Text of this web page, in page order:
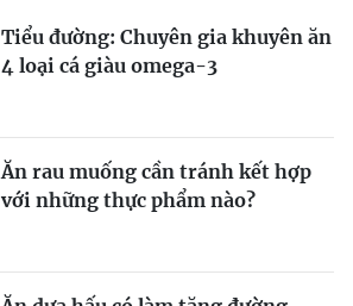
Tiểu đường: Chuyên gia khuyên ăn
4 loại cá giàu omega-3
Ăn rau muống cần tránh kết hợp
với những thực phẩm nào?